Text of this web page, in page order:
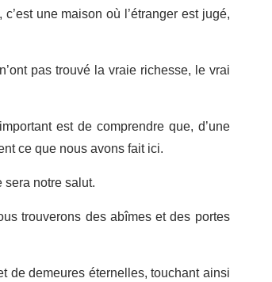
une maison où l’étranger est jugé,
pas trouvé la vraie richesse, le vrai
est de comprendre que, d’une
ce que nous avons fait ici.
notre salut.
trouverons des abîmes et des portes
de demeures éternelles, touchant ainsi